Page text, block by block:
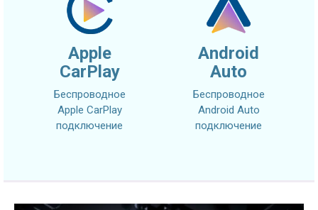
Apple
CarPlay
Беспроводное
Apple CarPlay
подключение
Android
Auto
Беспроводное
Android Auto
подключение